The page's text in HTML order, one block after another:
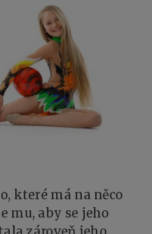
které má na něco
mu, aby se jeho